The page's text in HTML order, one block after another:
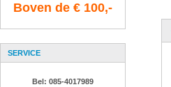
Boven de € 100,-
SERVICE
Bel: 085-4017989